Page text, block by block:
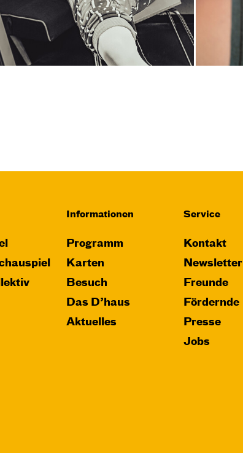
Informationen
Programm
Karten
Besuch
Das D’haus
Aktuelles
Service
Kontakt
Newsletter
Freunde
Fördernde
Presse
Jobs